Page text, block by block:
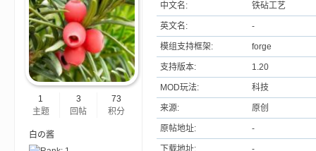
1
主题
3
回帖
73
积分
白の酱
中文名: 铁砧工艺
英文名: -
模组支持框架: forge
支持版本: 1.20
MOD玩法: 科技
来源: 原创
原帖地址: -
下载地址: -